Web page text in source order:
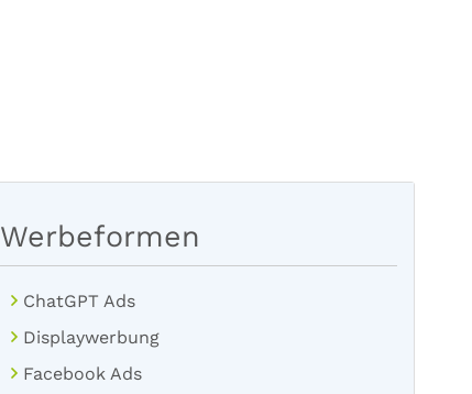
Werbeformen
ChatGPT Ads
Displaywerbung
Facebook Ads